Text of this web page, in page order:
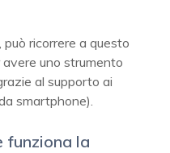
ricorrere a questo
uno strumento
al supporto ai
smartphone).
funziona la